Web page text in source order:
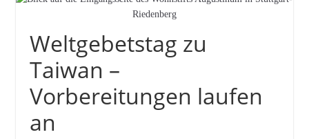
Weltgebetstag zu
Taiwan –
Vorbereitungen laufen
an